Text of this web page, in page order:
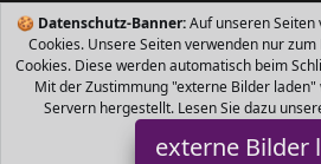
🍪 Datenschutz-Banner:Auf unseren Seiten
Cookies. Unsere Seiten verwenden nur
Cookies. Diese werden automatisch beim
Mit der Zustimmung "externe Bilder
Servern hergestellt. Lesen Sie dazu
externe Bilder